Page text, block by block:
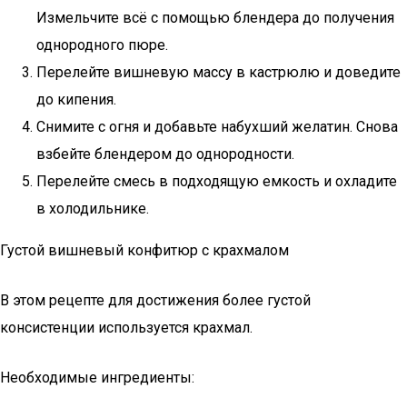
Измельчите всё с помощью блендера до получения
однородного пюре.
Перелейте вишневую массу в кастрюлю и доведите
до кипения.
Снимите с огня и добавьте набухший желатин. Снова
взбейте блендером до однородности.
Перелейте смесь в подходящую емкость и охладите
в холодильнике.
Густой вишневый конфитюр с крахмалом
В этом рецепте для достижения более густой
консистенции используется крахмал.
Необходимые ингредиенты: